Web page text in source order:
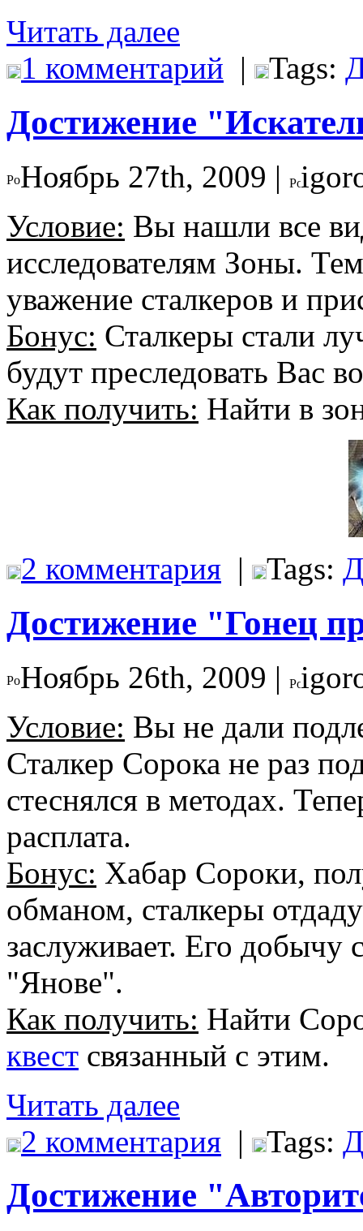
Читать далее
1 комментарий | Tags:
Достижение
Ноябрь 27th, 2009 |
Условие: Вы нашли все
исследователям Зоны.
уважение сталкеров и
Бонус: Сталкеры стали
будут преследовать Вас
Как получить: Найти в
2 комментария | Tags:
Достижение "Гонец
Ноябрь 26th, 2009 |
Условие: Вы не дали
Сталкер Сорока не раз
стеснялся в методах.
расплата.
Бонус: Хабар Сороки,
обманом, сталкеры
заслуживает. Его
"Янове".
Как получить: Найти
квест связанный с этим.
Читать далее
2 комментария | Tags:
Достижение